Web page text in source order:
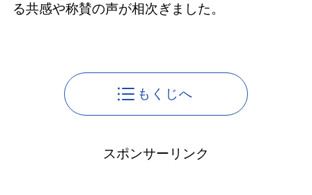
る共感や称賛の声が相次ぎました。
もくじへ
スポンサーリンク